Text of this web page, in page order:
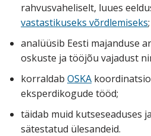
rahvusvaheliselt, luues
vastastikuseks võrdlemiseks;
analüüsib Eesti majanduse
oskuste ja tööjõu vajadust
korraldab OSKA
eksperdikogude tööd;
täidab muid kutseseaduses
sätestatud ülesandeid.